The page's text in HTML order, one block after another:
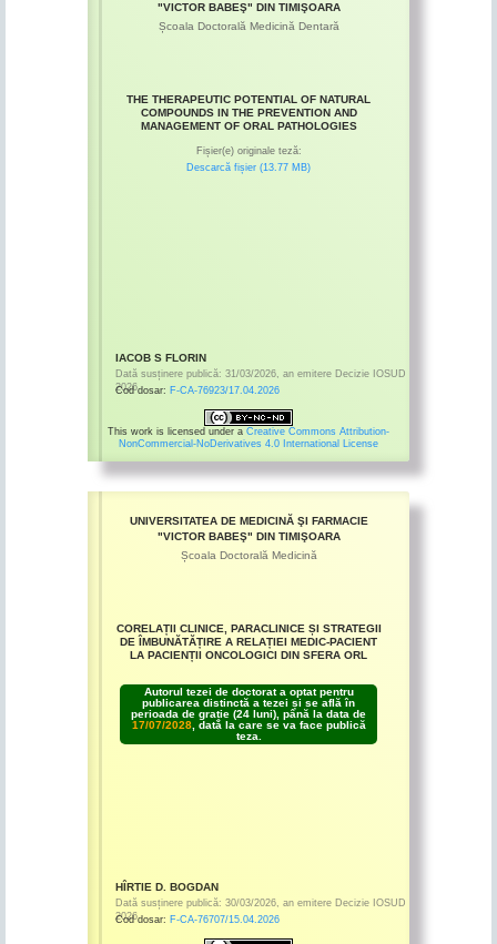
"VICTOR BABEŞ" DIN TIMIŞOARA
Școala Doctorală Medicină Dentară
THE THERAPEUTIC POTENTIAL OF NATURAL
COMPOUNDS IN THE PREVENTION AND
MANAGEMENT OF ORAL PATHOLOGIES
Fișier(e) originale teză:
Descarcă fișier (13.77 MB)
IACOB S FLORIN
Dată susținere publică: 31/03/2026, an emitere Decizie IOSUD
2026
Cod dosar: F-CA-76923/17.04.2026
This work is licensed under a Creative Commons Attribution-
NonCommercial-NoDerivatives 4.0 International License
UNIVERSITATEA DE MEDICINĂ ŞI FARMACIE
"VICTOR BABEŞ" DIN TIMIŞOARA
Școala Doctorală Medicină
CORELAȚII CLINICE, PARACLINICE ȘI STRATEGII
DE ÎMBUNĂTĂȚIRE A RELAȚIEI MEDIC-PACIENT
LA PACIENȚII ONCOLOGICI DIN SFERA ORL
Autorul tezei de doctorat a optat pentru
publicarea distinctă a tezei și se află în
perioada de grație (24 luni), până la data de
17/07/2028, dată la care se va face publică
teza.
HÎRTIE D. BOGDAN
Dată susținere publică: 30/03/2026 an emitere Decizie IOSUD
2026
Cod dosar: F-CA-76707/15.04.2026